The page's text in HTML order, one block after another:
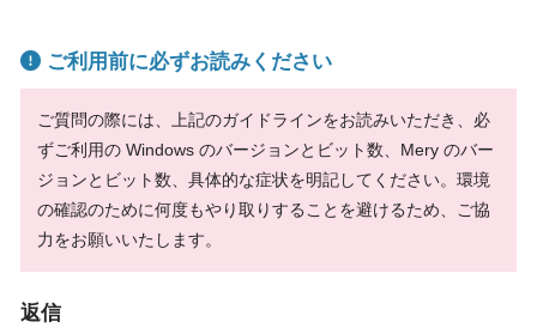
ご利用前に必ずお読みください
ご質問の際には、上記のガイドラインをお読みいただき、必
ずご利用の Windows のバージョンとビット数、Mery のバー
ジョンとビット数、具体的な症状を明記してください。環境
の確認のために何度もやり取りすることを避けるため、ご協
力をお願いいたします。
返信